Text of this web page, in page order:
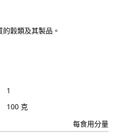
穀類及其製品。
1
100 克
每食用分量